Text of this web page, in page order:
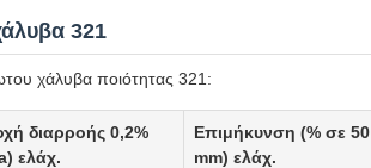
321
χάλυβα ποιότητας 321:
διαρροής 0,2%
ελάχ.
Επιμήκυνση (% σε 50
mm) ελάχ.